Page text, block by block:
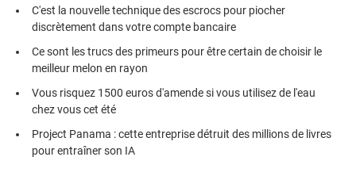
C'est la nouvelle technique des escrocs pour piocher
discrètement dans votre compte bancaire
Ce sont les trucs des primeurs pour être certain de choisir le
meilleur melon en rayon
Vous risquez 1500 euros d'amende si vous utilisez de l'eau
chez vous cet été
Project Panama : cette entreprise détruit des millions de livres
pour entraîner son IA